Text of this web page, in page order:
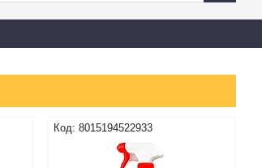
8015194522933